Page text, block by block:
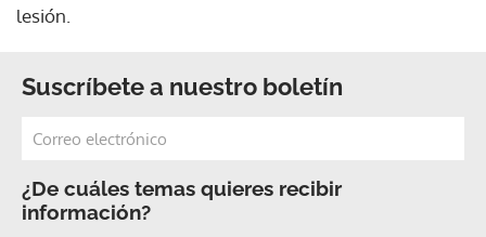
lesión.
Suscríbete a nuestro boletín
¿De cuáles temas quieres recibir
información?